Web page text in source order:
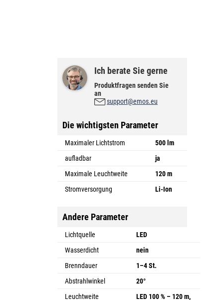
Ich berate Sie gerne
Produktfragen senden Sie
an
support@emos.eu
Die wichtigsten Parameter
Maximaler Lichtstrom
500 lm
aufladbar
ja
Maximale Leuchtweite
120 m
Stromversorgung
Li-Ion
Andere Parameter
Lichtquelle
LED
Wasserdicht
nein
Brenndauer
1–4 St.
Abstrahlwinkel
20°
Leuchtweite
LED 100 % – 120 m,